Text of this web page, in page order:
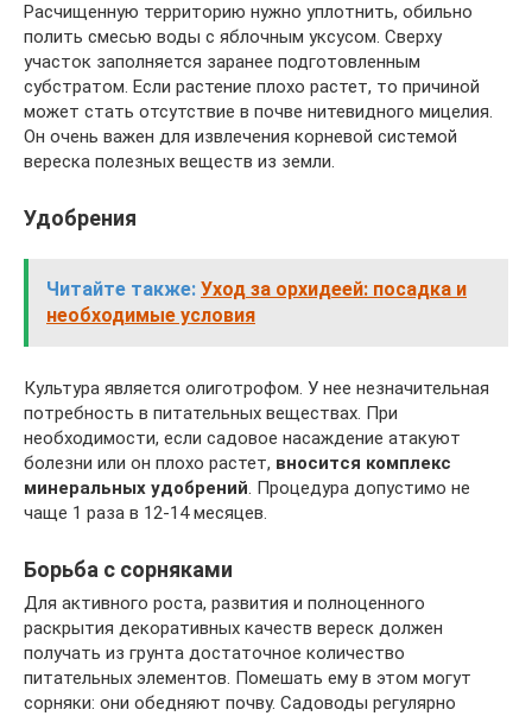
Расчищенную территорию нужно уплотнить, обильно
полить смесью воды с яблочным уксусом. Сверху
участок заполняется заранее подготовленным
субстратом. Если растение плохо растет, то причиной
может стать отсутствие в почве нитевидного мицелия.
Он очень важен для извлечения корневой системой
вереска полезных веществ из земли.
Удобрения
Читайте также: Уход за орхидеей: посадка и
необходимые условия
Культура является олиготрофом. У нее незначительная
потребность в питательных веществах. При
необходимости, если садовое насаждение атакуют
болезни или он плохо растет, вносится комплекс
минеральных удобрений. Процедура допустимо не
чаще 1 раза в 12-14 месяцев.
Борьба с сорняками
Для активного роста, развития и полноценного
раскрытия декоративных качеств вереск должен
получать из грунта достаточное количество
питательных элементов. Помешать ему в этом могут
сорняки: они обедняют почву. Садоводы регулярно